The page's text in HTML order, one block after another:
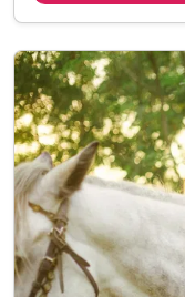
inkl. Kesselgrubs
inkl. Kesselgrubs
inkl. Kesselgrubs
inkl.
inkl. Kesselinos
inkl. Kesselinos
inkl. Kesselinos